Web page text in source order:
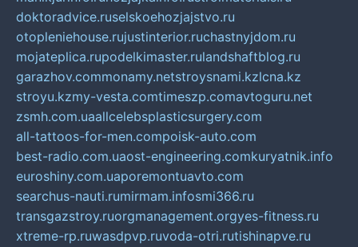
doktoradvice.ruselskoehozjajstvo.ru
otopleniehouse.rujustinterior.ruchastnyjdom.ru
mojateplica.rupodelkimaster.rulandshaftblog.ru
garazhov.commonamy.netstroysnami.kzlcna.kz
stroyu.kzmy-vesta.comtimeszp.comavtoguru.net
zsmh.com.uaallcelebsplasticsurgery.com
all-tattoos-for-men.compoisk-auto.com
best-radio.com.uaost-engineering.comkuryatnik.info
euroshiny.com.uaporemontuavto.com
searchus-nauti.rumirmam.infosmi366.ru
transgazstroy.ruorgmanagement.orgyes-fitness.ru
xtreme-rp.ruwasdpvp.ruvoda-otri.rutishinapve.ru